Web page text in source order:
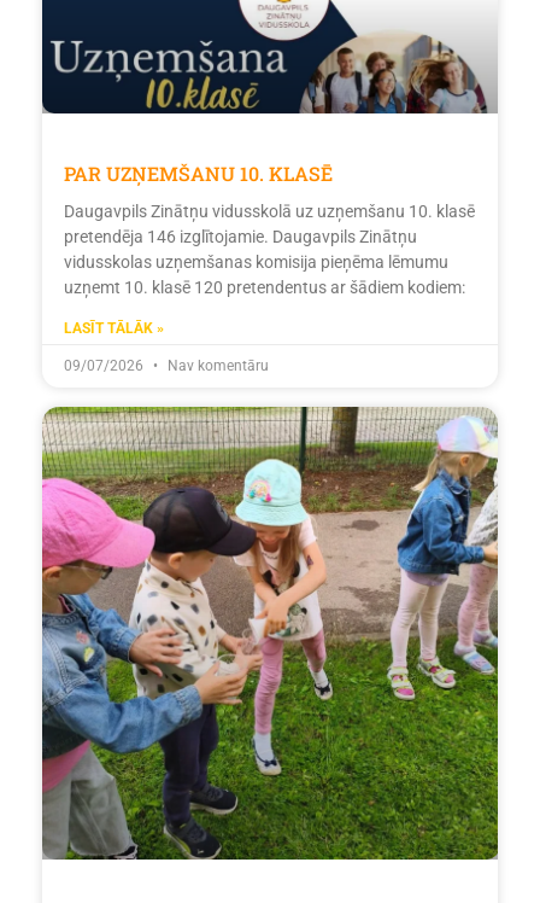
PAR UZŅEMŠANU 10. KLASĒ
Daugavpils Zinātņu vidusskolā uz uzņemšanu 10. klasē
pretendēja 146 izglītojamie. Daugavpils Zinātņu
vidusskolas uzņemšanas komisija pieņēma lēmumu
uzņemt 10. klasē 120 pretendentus ar šādiem kodiem:
LASĪT TĀLĀK »
09/07/2026 Nav komentāru